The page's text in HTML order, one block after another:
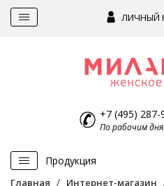
ЛИЧНЫЙ
+7 (495) 287-
По рабочим
Продукция
Главная Интернет-магазин